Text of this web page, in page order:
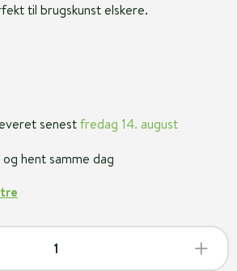
til brugskunst elskere.
senestfredag 14. august
og hent samme dag